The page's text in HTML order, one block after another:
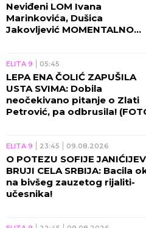
koji će učesnici biti deo nove
sezone!
ULAZAK U "ELITU 10",
STRAVIČNE VESTI ZA ANĐELU
ĐURIČIĆ! Da li joj je Gastoz
zaista priredio ovo sada?!
RASKIDU BEBICE I TEODORE
OBELODANJENA: Komšinica
OTKRILA detalje, sateran u
ćošak da sve prizna!